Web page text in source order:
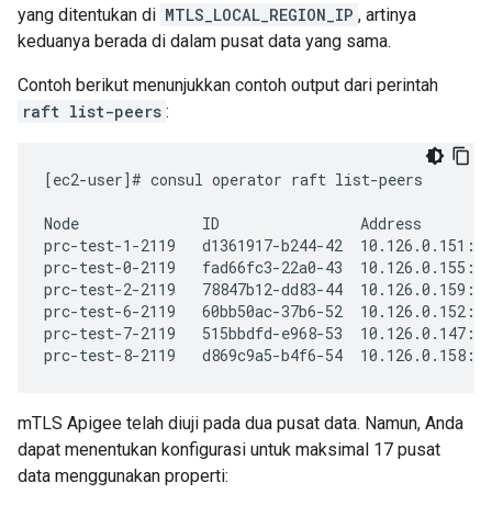
yang ditentukan di MTLS_LOCAL_REGION_IP , artinya
keduanya berada di dalam pusat data yang sama.
Contoh berikut menunjukkan contoh output dari perintah
raft list-peers :
[ec2-user]# consul operator raft list-peers
Node              ID                Address
prc-test-1-2119   d1361917-b244-42
prc-test-0-2119   fad66fc3-22a0-43
prc-test-2-2119   78847b12-dd83-44
prc-test-6-2119   60bb50ac-37b6-52
prc-test-7-2119   515bbdfd-e968-53
prc-test-8-2119   d869c9a5-b4f6-54
mTLS Apigee telah diuji pada dua pusat data. Namun, Anda
dapat menentukan konfigurasi untuk maksimal 17 pusat
data menggunakan properti: